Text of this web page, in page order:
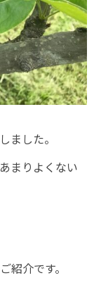
ました。
まりよくない
紹介です。